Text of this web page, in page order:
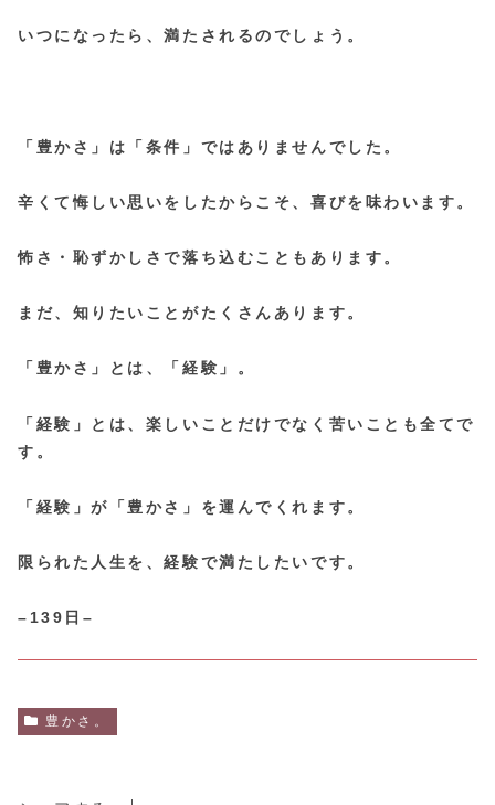
いつになったら、満たされるのでしょう。
「豊かさ」は「条件」ではありませんでした。
辛くて悔しい思いをしたからこそ、喜びを味わいます。
怖さ・恥ずかしさで落ち込むこともあります。
まだ、知りたいことがたくさんあります。
「豊かさ」とは、「経験」。
「経験」とは、楽しいことだけでなく苦いことも全てで
す。
「経験」が「豊かさ」を運んでくれます。
限られた人生を、経験で満たしたいです。
–139日–
豊かさ。